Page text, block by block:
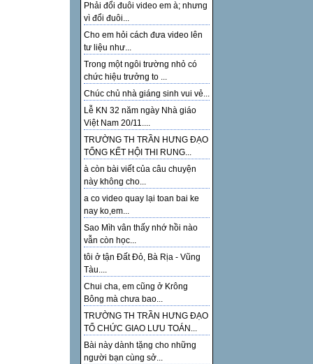
Phải đổi đuôi video em à; nhưng
vì đổi đuôi...
Cho em hỏi cách đưa video lên
tư liệu như...
Trong một ngôi trường nhỏ có
chức hiệu trưởng to ...
Chúc chủ nhà giáng sinh vui vẻ...
Lễ KN 32 năm ngày Nhà giáo
Việt Nam 20/11....
TRƯỜNG TH TRẦN HƯNG ĐẠO
TỔNG KẾT HỘI THI RUNG...
à còn bài viết của câu chuyện
này không cho...
a co video quay lại toan bai ke
nay ko,em...
Sao Mìh vân thấy nhớ hồi nào
vẫn còn học...
tôi ở tận Đất Đỏ, Bà Rịa - Vũng
Tàu....
Chui cha, em cũng ở Krông
Bông mà chưa bao...
TRƯỜNG TH TRẦN HƯNG ĐẠO
TỔ CHỨC GIAO LƯU TOÁN...
Bài này dành tặng cho những
người bạn cùng sở...